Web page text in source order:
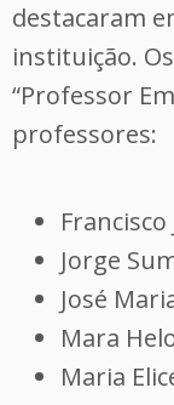
destacaram
instituição.
“Professor
professores:
Jorge
José
Mara
Maria